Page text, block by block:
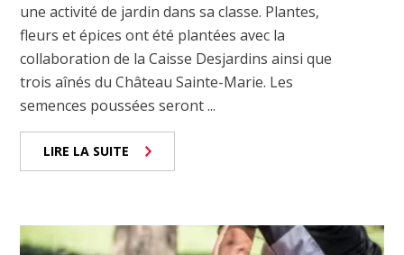
une activité de jardin dans sa classe. Plantes,
fleurs et épices ont été plantées avec la
collaboration de la Caisse Desjardins ainsi que
trois aînés du Château Sainte-Marie. Les
semences poussées seront ...
LIRE LA SUITE